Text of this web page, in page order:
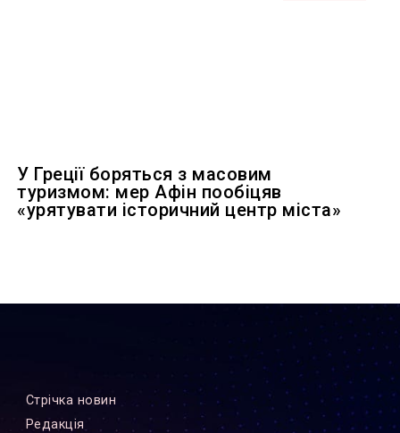
У Греції боряться з масовим
туризмом: мер Афін пообіцяв
«урятувати історичний центр міста»
Стрiчка новин
Редакцiя